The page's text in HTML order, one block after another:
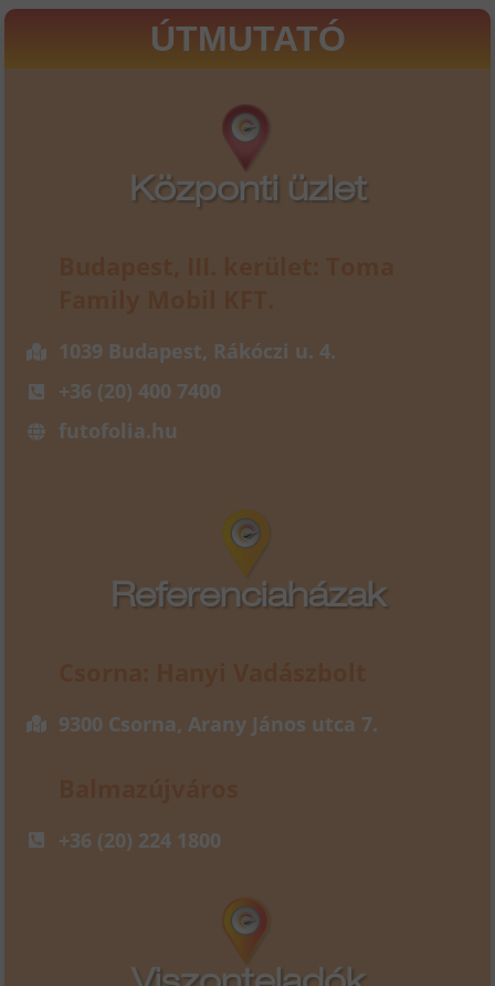
ÚTMUTATÓ
Központi üzlet
1039 Budapest, Rákóczi u. 4.
+36 (20) 400 7400
futofolia.hu
Referenciaházak
9300 Csorna, Arany János utca 7.
+36 (20) 224 1800